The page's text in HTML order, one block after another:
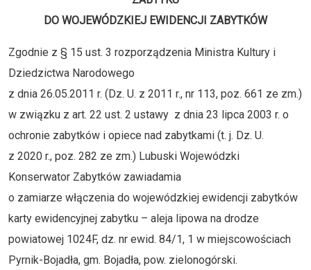
DO WOJEWÓDZKIEJ EWIDENCJI ZABYTKÓW
Zgodnie z § 15 ust. 3 rozporządzenia Ministra Kultury i
Dziedzictwa Narodowego
z dnia 26.05.2011 r. (Dz. U. z 2011 r., nr 113, poz. 661 ze zm.)
w związku z art. 22 ust. 2 ustawy z dnia 23 lipca 2003 r. o
ochronie zabytków i opiece nad zabytkami (t. j. Dz. U.
z 2020 r., poz. 282 ze zm.) Lubuski Wojewódzki
Konserwator Zabytków zawiadamia
o zamiarze włączenia do wojewódzkiej ewidencji zabytków
karty ewidencyjnej zabytku – aleja lipowa na drodze
powiatowej 1024F, dz. nr ewid. 84/1, 1 w miejscowościach
Pyrnik-Bojadła, gm. Bojadła, pow. zielonogórski.